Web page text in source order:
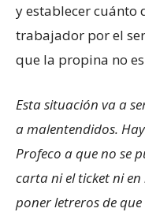
y establecer cuánto
trabajador por el
que la propina no
Esta situación va a
a malentendidos.
Profeco a que no se
carta ni el ticket ni
poner letreros de